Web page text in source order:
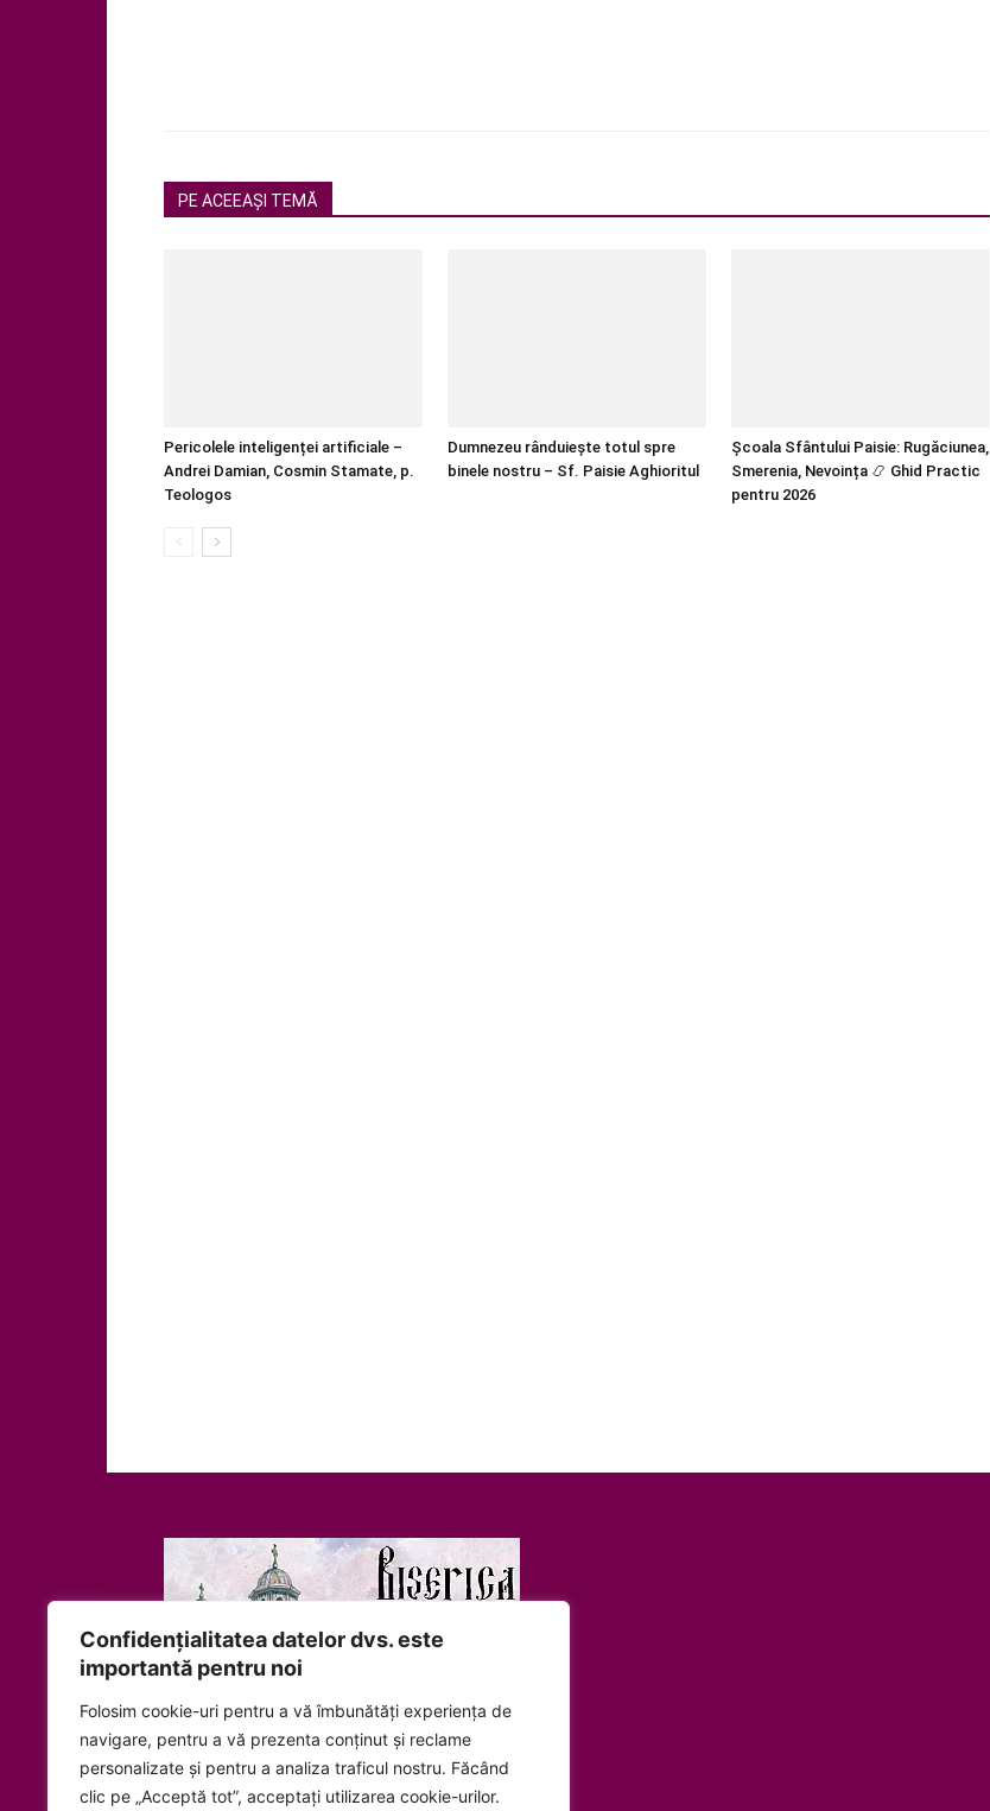
Confidențialitatea datelor dvs. este
importantă pentru noi
Folosim cookie-uri pentru a vă îmbunătăți experiența de
navigare, pentru a vă prezenta conținut și reclame
personalizate și pentru a analiza traficul nostru. Făcând
clic pe „Acceptă tot”, acceptați utilizarea cookie-urilor.
PE ACEEAȘI TEMĂ
Pericolele inteligenței artificiale –
Andrei Damian, Cosmin Stamate, p.
Teologos
Dumnezeu rânduiește totul spre
binele nostru – Sf. Paisie Aghioritul
Școala Sfântului Paisie: Rugăciunea,
Smerenia, Nevoința 📿 Ghid Practic
pentru 2026
Politica de confidențialitate